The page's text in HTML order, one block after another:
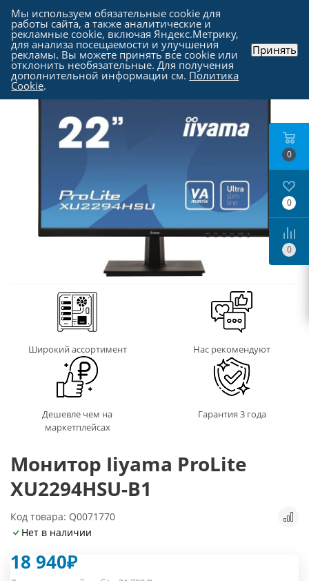
Каталог - Мониторы
Широкий ассортимент Нас рекомендуют
Дешевле чем на
маркетплейсах
Гарантия 3 года
Монитор Iiyama ProLite
XU2294HSU-B1
Код товара: Q0071770
Нет в наличии
18 940₽
0
0
0
Мы используем обязательные cookie для
работы сайта, а также аналитические и
рекламные cookie, включая Яндекс.Метрику,
для анализа посещаемости и улучшения
рекламы. Вы можете принять все cookie или
отклонить необязательные. Для получения
дополнительной информации см. Политика
Cookie.
Принять